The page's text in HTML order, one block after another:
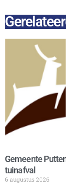
Gemeente
tuinafval
6 augustus 2026